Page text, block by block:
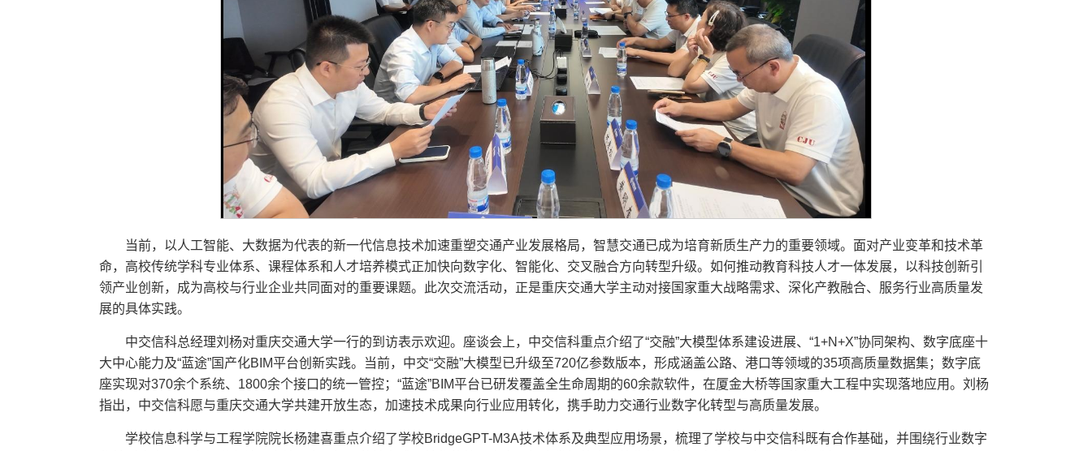
当前，以人工智能、大数据为代表的新一代信息技术加速重塑交通产业发展格局，智慧交通已成为培育新质生产力的重要领域。面对产业变革和技术革
命，高校传统学科专业体系、课程体系和人才培养模式正加快向数字化、智能化、交叉融合方向转型升级。如何推动教育科技人才一体发展，以科技创新引
领产业创新，成为高校与行业企业共同面对的重要课题。此次交流活动，正是重庆交通大学主动对接国家重大战略需求、深化产教融合、服务行业高质量发
展的具体实践。
中交信科总经理刘杨对重庆交通大学一行的到访表示欢迎。座谈会上，中交信科重点介绍了“交融”大模型体系建设进展、“1+N+X”协同架构、数字底座十
大中心能力及“蓝途”国产化BIM平台创新实践。当前，中交“交融”大模型已升级至720亿参数版本，形成涵盖公路、港口等领域的35项高质量数据集；数字底
座实现对370余个系统、1800余个接口的统一管控；“蓝途”BIM平台已研发覆盖全生命周期的60余款软件，在厦金大桥等国家重大工程中实现落地应用。刘杨
指出，中交信科愿与重庆交通大学共建开放生态，加速技术成果向行业应用转化，携手助力交通行业数字化转型与高质量发展。
学校信息科学与工程学院院长杨建喜重点介绍了学校BridgeGPT-M3A技术体系及典型应用场景，梳理了学校与中交信科既有合作基础，并围绕行业数字